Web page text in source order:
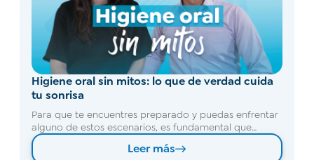
Higiene oral sin mitos: lo que de verdad cuida
tu sonrisa
Para que te encuentres preparado y puedas enfrentar
alguno de estos escenarios, es fundamental que
cuentes con un seguro confiable que te brinde
atención integral y oportuna.
Leer más